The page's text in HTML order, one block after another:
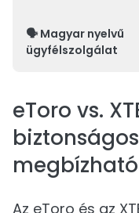
🗣Magyar nyelvű
ügyfélszolgálat
eToro vs.
Az eToro és az